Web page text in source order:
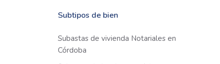
Subtipos de bien
Subastas de vivienda Notariales en
Córdoba